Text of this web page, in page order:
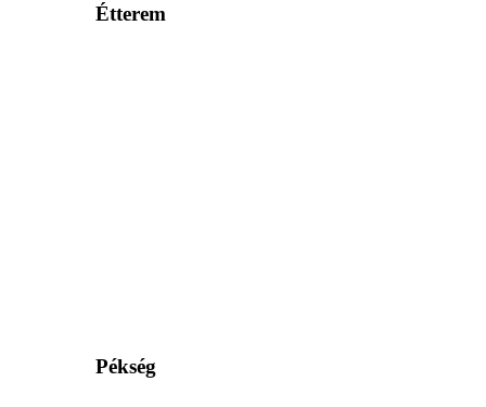
Étterem
Pékség